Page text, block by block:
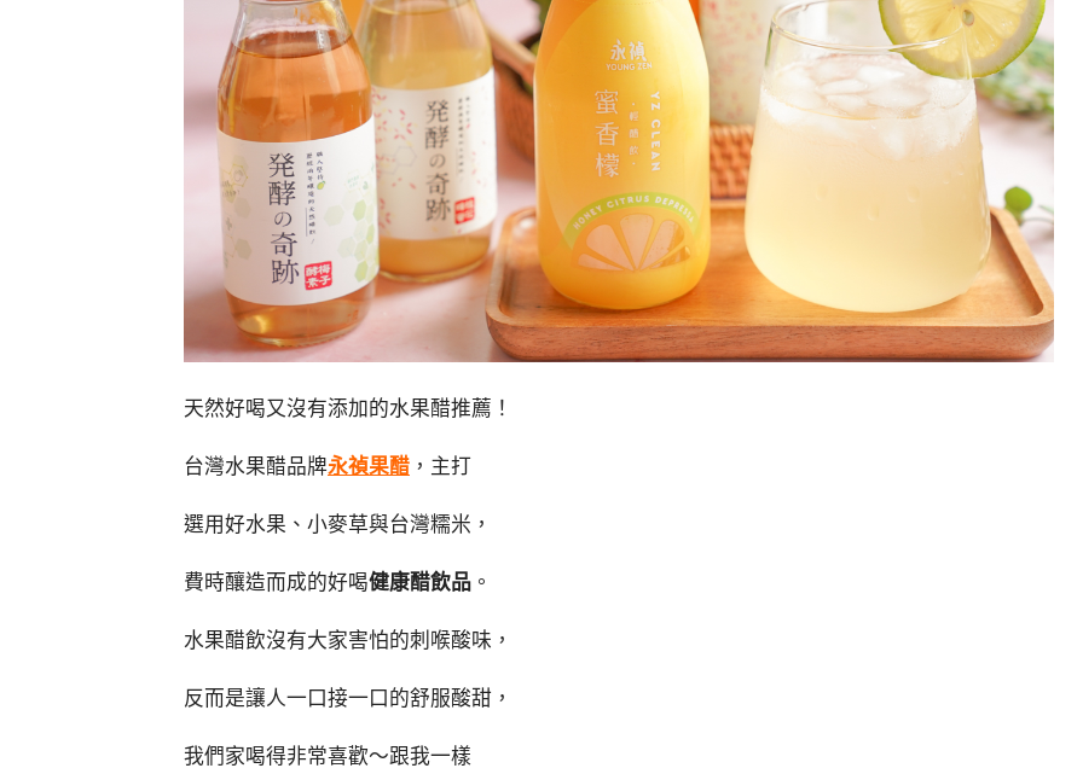
天然好喝又沒有添加的水果醋推薦！
台灣水果醋品牌永禎果醋 ，主打
選用好水果、小麥草與台灣糯米，
費時釀造而成的好喝健康醋飲品 。
水果醋飲沒有大家害怕的刺喉酸味，
反而是讓人一口接一口的舒服酸甜，
我們家喝得非常喜歡～跟我一樣